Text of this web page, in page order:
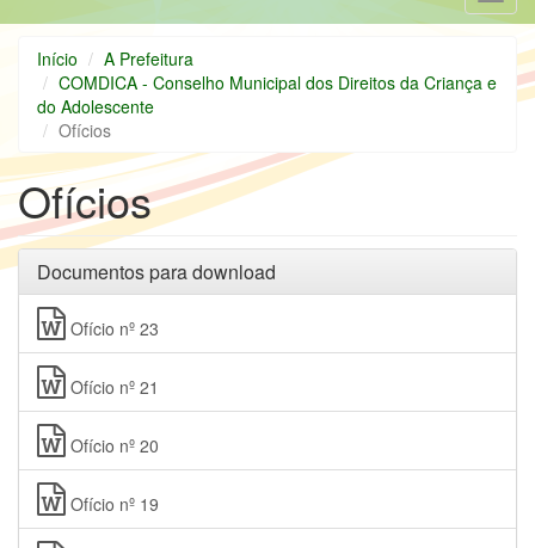
Início
A Prefeitura
COMDICA - Conselho Municipal dos Direitos da Criança e
do Adolescente
Ofícios
Ofícios
Documentos para download
Ofício nº 23
Ofício nº 21
Ofício nº 20
Ofício nº 19